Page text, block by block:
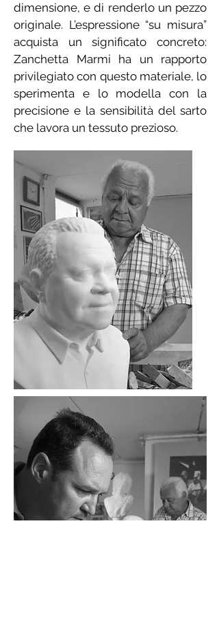
dimensione, e di renderlo un pezzo
originale. L’espressione “su misura”
acquista un significato concreto:
Zanchetta Marmi ha un rapporto
privilegiato con questo materiale, lo
sperimenta e lo modella con la
precisione e la sensibilità del sarto
che lavora un tessuto prezioso.